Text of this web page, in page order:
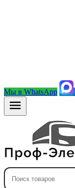
Мы в WhatsApp